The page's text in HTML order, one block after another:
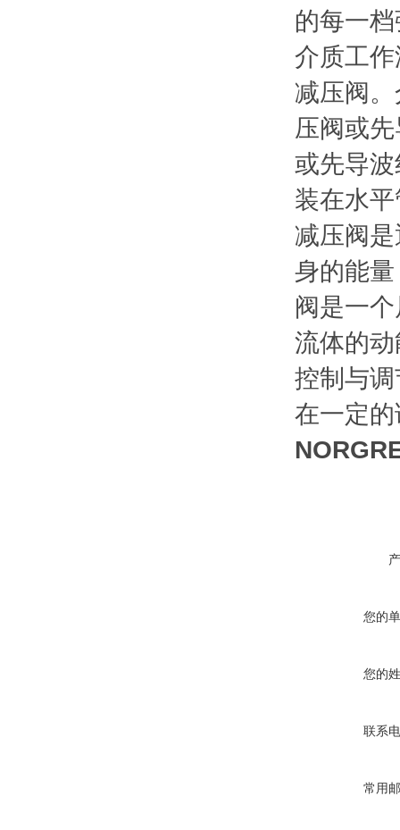
的每一
介质工
减压阀
压阀或
或先导
装在水
减压阀
身的能
阀是一
流体的
控制与
在一定
您的
您的
联系
常用